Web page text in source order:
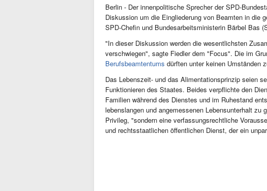
Berlin - Der innenpolitische Sprecher der SPD-
Diskussion um die Eingliederung von Beamten in die
SPD-Chefin und Bundesarbeitsministerin Bärbel Bas
"In dieser Diskussion werden die wesentlichsten
verschwiegen", sagte Fiedler dem "Focus". Die im
Berufsbeamtentums dürften unter keinen Umständen
Das Lebenszeit- und das Alimentationsprinzip seien
Funktionieren des Staates. Beides verpflichte den
Familien während des Dienstes und im Ruhestand
lebenslangen und angemessenen Lebensunterhalt zu
Privileg, "sondern eine verfassungsrechtliche
und rechtsstaatlichen öffentlichen Dienst, der ein